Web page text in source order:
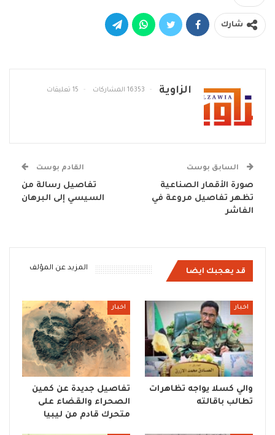
شارك
الزاوية 16353 المشاركات 15 تعليقات
السابق بوست
صورة الأقمار الصناعية
تظهر تفاصيل مروعة في
الفاشر
القادم بوست
تفاصيل رسالة من
السيسي إلى البرهان
قد يعجبك ايضا المزيد عن المؤلف
اخبار
والي كسلا يواجه تظاهرات
تطالب باقالته
اخبار
تفاصيل جديدة عن كمين
الصحراء والقضاء على
متحرك قادم من ليبيا